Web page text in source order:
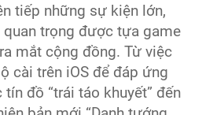
tiếp những sự kiện lớn,
trọng được tựa game
mắt cộng đồng. Từ việc
cài trên iOS để đáp ứng
tín đồ “trái táo khuyết” đến